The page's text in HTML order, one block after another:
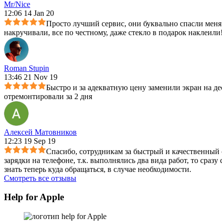
Mr/Nice
12:06 14 Jan 20
Просто лучший сервис, они буквально спасли
накручивали, все по честному, даже стекло в подарок
Roman Stupin
13:46 21 Nov 19
Быстро и за адекватную цену заменили экран на
отремонтировали за 2 дня
Алексей Матовников
12:23 19 Sep 19
Спасибо, сотрудникам за быстрый и качественный
зарядки на телефоне, т.к. выполнялись два вида работ, то
знать теперь куда обращаться, в случае необходимости.
Смотреть все отзывы
Help for Apple